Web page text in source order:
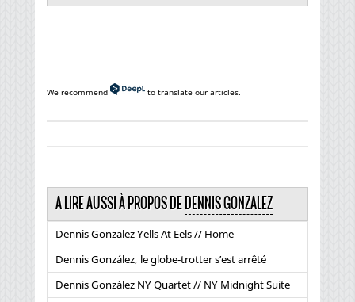
We recommend to translate our articles.
A LIRE AUSSI À PROPOS DEDENNIS GONZALEZ
Dennis Gonzalez Yells At Eels // Home
Dennis González, le globe-trotter s’est arrêté
Dennis Gonzàlez NY Quartet // NY Midnight Suite